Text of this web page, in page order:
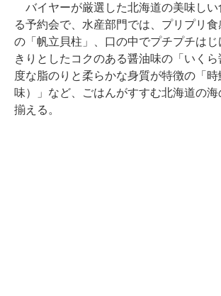
バイヤーが厳選した北海道の美味しい
る予約会で、水産部門では、プリプリ
の「帆立貝柱」、口の中でプチプチはじ
きりとしたコクのある醤油味の「いく
度な脂のりと柔らかな身質が特徴の「
味）」など、ごはんがすすむ北海道の海
揃える。